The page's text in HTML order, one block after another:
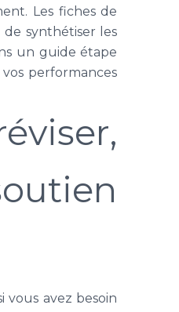
Les fiches de
synthétiser les
un guide étape
performances
vous avez besoin